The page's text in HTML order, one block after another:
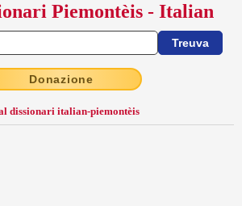
Piemontèis - Italian
Donazione
dissionari italian-piemontèis